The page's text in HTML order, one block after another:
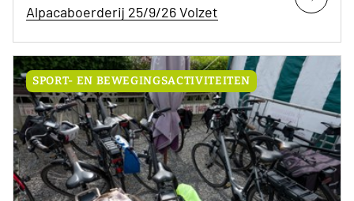
Alpacaboerderij 25/9/26 Volzet
SPORT- EN BEWEGINGSACTIVITEITEN